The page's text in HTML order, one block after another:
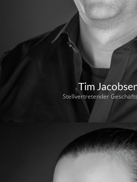
Tim
Stellvertretender